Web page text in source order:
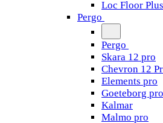
Loc Floor Plus
Pergo
Pergo
Skara 12 pro
Chevron 12
Elements pro
Goeteborg pro
Kalmar
Malmo pro